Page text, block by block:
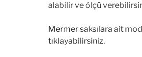
alabilir ve ölçü
Mermer saksılara ait
tıklayabilirsiniz.